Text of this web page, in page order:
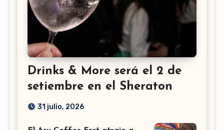
Drinks & More será el 2 de
setiembre en el Sheraton
31 julio, 2026